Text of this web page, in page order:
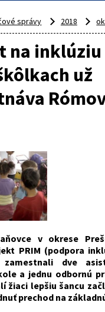
správy 2018
na
už
v okrese
PRIM (podpora
dve
a jednu odbornú
žiaci lepšiu šancu
prechod na